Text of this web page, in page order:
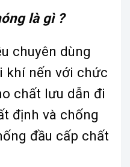
là gì ?
chuyên dùng
khí nến với chức
chất lưu dẫn đi
định và chống
đầu cấp chất